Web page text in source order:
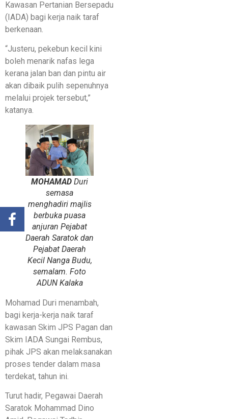
Kawasan Pertanian Bersepadu
(IADA) bagi kerja naik taraf
berkenaan.
“Justeru, pekebun kecil kini
boleh menarik nafas lega
kerana jalan ban dan pintu air
akan dibaik pulih sepenuhnya
melalui projek tersebut,”
katanya.
MOHAMAD Duri
semasa
menghadiri majlis
berbuka puasa
anjuran Pejabat
Daerah Saratok dan
Pejabat Daerah
Kecil Nanga Budu,
semalam. Foto
ADUN Kalaka
Mohamad Duri menambah,
bagi kerja-kerja naik taraf
kawasan Skim JPS Pagan dan
Skim IADA Sungai Rembus,
pihak JPS akan melaksanakan
proses tender dalam masa
terdekat, tahun ini.
Turut hadir, Pegawai Daerah
Saratok Mohammad Dino